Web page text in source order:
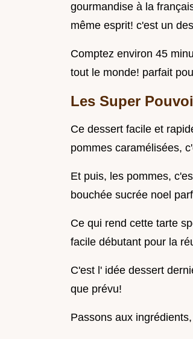
gourmandise à la
même esprit! c'est un
Comptez environ 45
tout le monde! parfait
Les Super
Ce dessert facile et
pommes caramélisées,
Et puis, les pommes,
bouchée sucrée noel
Ce qui rend cette tarte
facile débutant pour la
C'est l' idée dessert
que prévu!
Passons aux